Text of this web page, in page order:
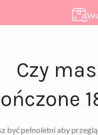
Czy
być pełnoletni aby